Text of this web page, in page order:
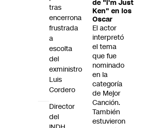
de "I'm Just
Ken" en los
Oscar
El actor
interpretó
el tema
que fue
nominado
en la
categoría
de Mejor
Canción.
También
estuvieron
tras
encerrona
frustrada
a
escolta
del
exministro
Luis
Cordero
Director
del